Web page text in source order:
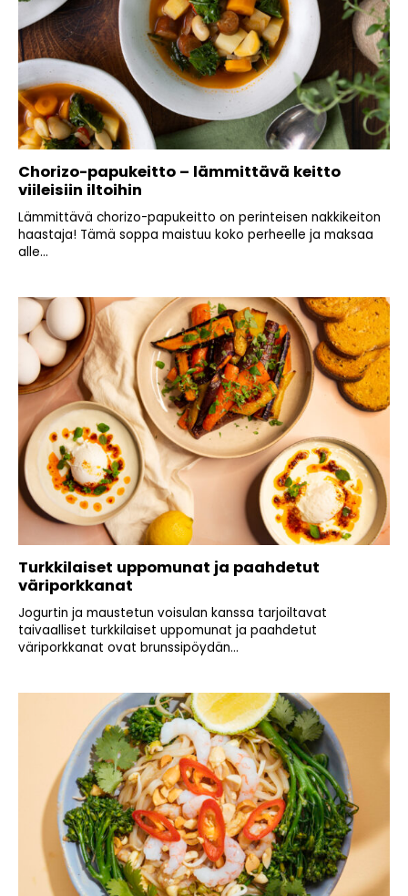
Chorizo-papukeitto – lämmittävä keitto
viileisiin iltoihin
Lämmittävä chorizo-papukeitto on perinteisen nakkikeiton
haastaja! Tämä soppa maistuu koko perheelle ja maksaa
alle...
Turkkilaiset uppomunat ja paahdetut
väriporkkanat
Jogurtin ja maustetun voisulan kanssa tarjoiltavat
taivaalliset turkkilaiset uppomunat ja paahdetut
väriporkkanat ovat brunssipöydän...